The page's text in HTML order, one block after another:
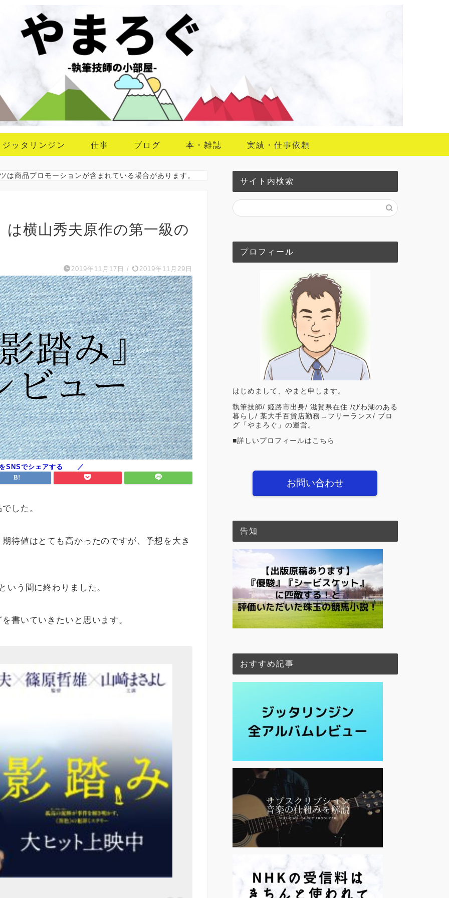
ジッタリンジン 仕事 ブログ 本・雑誌 実績・仕事依頼
商品プロモーションが含まれている場合があります。
は横山秀夫原作の第一級の
2019年11月17日 / 2019年11月29日
した。
待値はとても高かったのですが、予想を大き
いう間に終わりました。
書いていきたいと思います。
サイト内検索
プロフィール
はじめまして、やまと申します。
執筆技師/ 姫路市出身/ 滋賀県在住 /びわ湖のある
暮らし/ 某大手百貨店勤務→フリーランス/ ブロ
グ「やまろぐ」の運営。
■詳しいプロフィールはこちら
お問い合わせ
告知
おすすめ記事